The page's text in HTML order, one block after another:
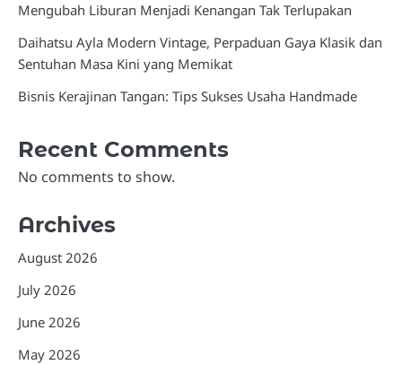
Mengubah Liburan Menjadi Kenangan Tak Terlupakan
Daihatsu Ayla Modern Vintage, Perpaduan Gaya Klasik dan
Sentuhan Masa Kini yang Memikat
Bisnis Kerajinan Tangan: Tips Sukses Usaha Handmade
Recent Comments
No comments to show.
Archives
August 2026
July 2026
June 2026
May 2026